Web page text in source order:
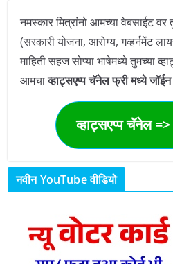
नमस्कार मित्रांनो आमच्या वेबसाईट वर
(सरकारी योजना, आरोग्य, गव्हर्नमेंट
माहिती सहज सोप्या भाषेमध्ये तुमच्या
आमचाव्हाट्सएप्प चॅनेल फ्री मध्ये
व्हाट्सएप्प चॅनेल =>
नवीन YouTube वीडियो